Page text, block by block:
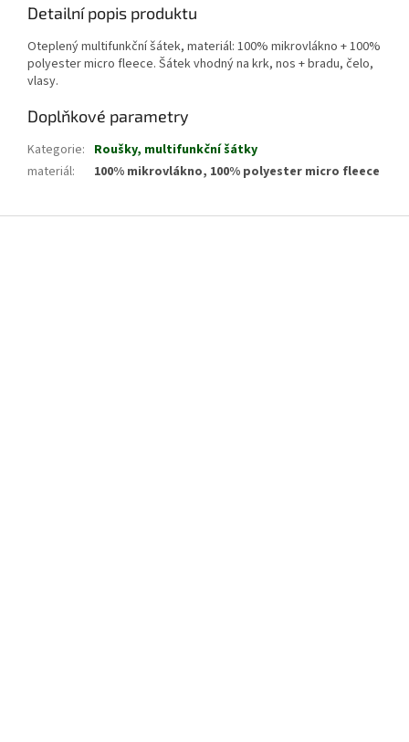
Detailní popis produktu
Oteplený multifunkční šátek, materiál: 100% mikrovlákno + 100%
polyester micro fleece. Šátek vhodný na krk, nos + bradu, čelo,
vlasy.
Doplňkové parametry
Kategorie: Roušky, multifunkční šátky
materiál: 100% mikrovlákno, 100% polyester micro fleece